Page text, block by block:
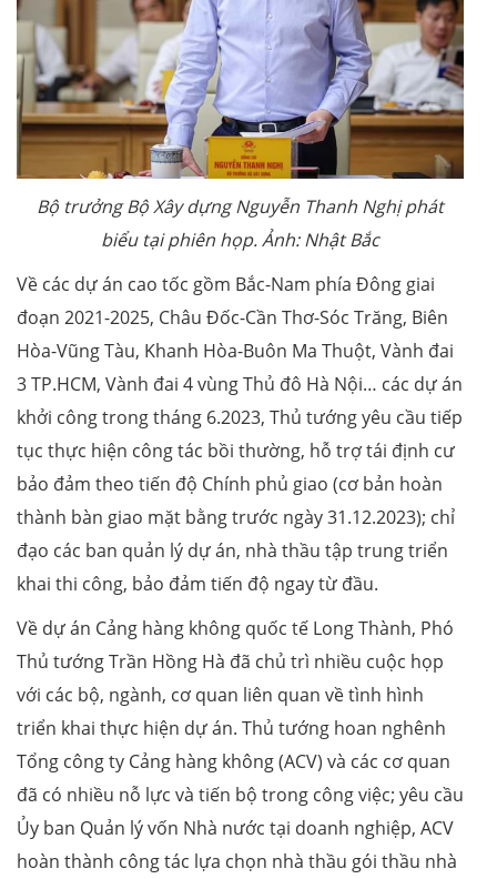
Bộ trưởng Bộ Xây dựng Nguyễn Thanh Nghị phát
biểu tại phiên họp. Ảnh: Nhật Bắc
Về các dự án cao tốc gồm Bắc-Nam phía Đông giai
đoạn 2021-2025, Châu Đốc-Cần Thơ-Sóc Trăng, Biên
Hòa-Vũng Tàu, Khanh Hòa-Buôn Ma Thuột, Vành đai
3 TP.HCM, Vành đai 4 vùng Thủ đô Hà Nội… các dự án
khởi công trong tháng 6.2023, Thủ tướng yêu cầu tiếp
tục thực hiện công tác bồi thường, hỗ trợ tái định cư
bảo đảm theo tiến độ Chính phủ giao (cơ bản hoàn
thành bàn giao mặt bằng trước ngày 31.12.2023); chỉ
đạo các ban quản lý dự án, nhà thầu tập trung triển
khai thi công, bảo đảm tiến độ ngay từ đầu.
Về dự án Cảng hàng không quốc tế Long Thành, Phó
Thủ tướng Trần Hồng Hà đã chủ trì nhiều cuộc họp
với các bộ, ngành, cơ quan liên quan về tình hình
triển khai thực hiện dự án. Thủ tướng hoan nghênh
Tổng công ty Cảng hàng không (ACV) và các cơ quan
đã có nhiều nỗ lực và tiến bộ trong công việc; yêu cầu
Ủy ban Quản lý vốn Nhà nước tại doanh nghiệp, ACV
hoàn thành công tác lựa chọn nhà thầu gói thầu nhà